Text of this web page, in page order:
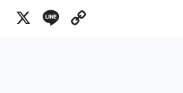
ね
X Line